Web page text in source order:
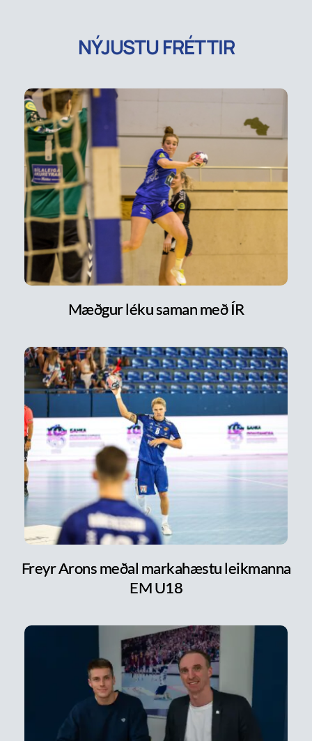
NÝJUSTU FRÉTTIR
Mæðgur léku saman með ÍR
Freyr Arons meðal markahæstu leikmanna
EM U18